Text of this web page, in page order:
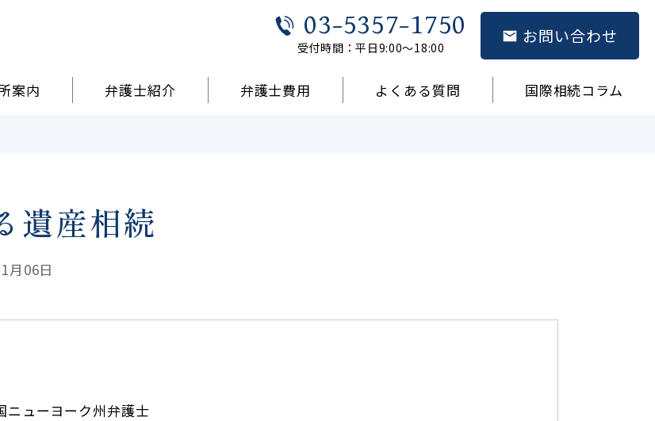
03-5357-1750
受付時間：平日9:00～18:00
お問い合わせ
案内 弁護士紹介 弁護士費用 よくある質問 国際相続コラム
遺産相続
月06日
ニューヨーク州弁護士